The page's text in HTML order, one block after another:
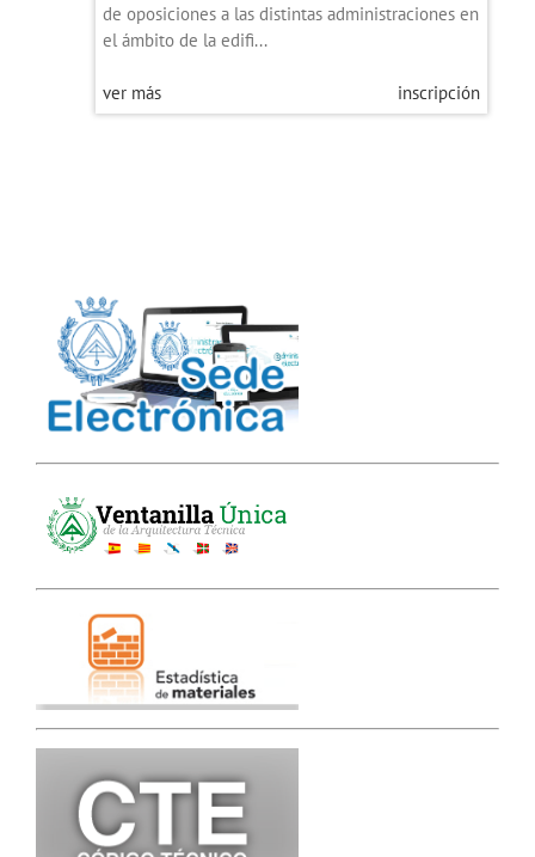
de oposiciones a las distintas administraciones en
el ámbito de la edifi...
ver más inscripción